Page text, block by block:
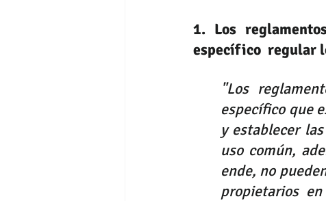
1. Los
específico  regular
"Los
específico que
y establecer
uso común,
ende, no
propietarios